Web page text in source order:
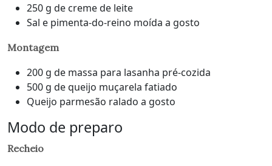
250 g de creme de leite
Sal e pimenta-do-reino moída a gosto
Montagem
200 g de massa para lasanha pré-cozida
500 g de queijo muçarela fatiado
Queijo parmesão ralado a gosto
Modo de preparo
Recheio